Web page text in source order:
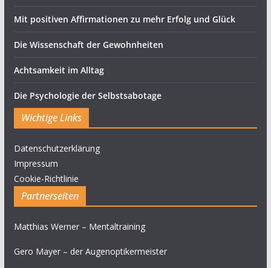
Mit positiven Affirmationen zu mehr Erfolg und Glück
Die Wissenschaft der Gewohnheiten
Achtsamkeit im Alltag
Die Psychologie der Selbstsabotage
Wichtige Links
Datenschutzerklärung
Impressum
Cookie-Richtlinie
Partnerseiten
Matthias Werner – Mentaltraining
Gero Mayer – der Augenoptikermeister